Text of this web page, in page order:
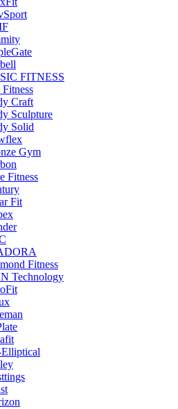
FITNESS
Craft
Sculpture
Solid
Gym
Fitness
Fit
Fitness
Technology